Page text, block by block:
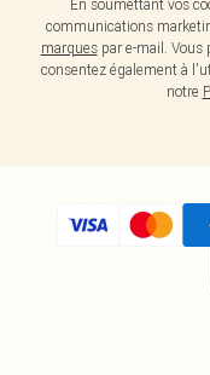
En soumettant vos
communications
marquespar e-mail. Vous
consentez également à
notre